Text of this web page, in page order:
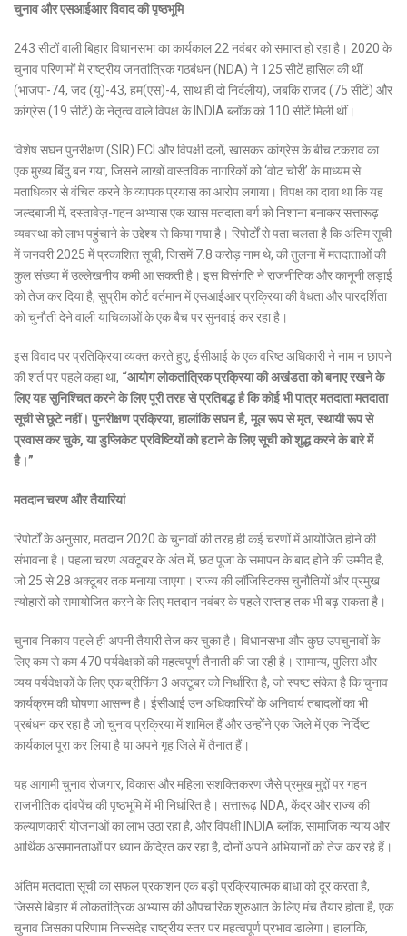
चुनाव और एसआईआर विवाद की पृष्ठभूमि
243 सीटों वाली बिहार विधानसभा का कार्यकाल 22 नवंबर को समाप्त हो रहा है। 2020 के
चुनाव परिणामों में राष्ट्रीय जनतांत्रिक गठबंधन (NDA) ने 125 सीटें हासिल की थीं
(भाजपा-74, जद (यू)-43, हम(एस)-4, साथ ही दो निर्दलीय), जबकि राजद (75 सीटें) और
कांग्रेस (19 सीटें) के नेतृत्व वाले विपक्ष के INDIA ब्लॉक को 110 सीटें मिली थीं।
विशेष सघन पुनरीक्षण (SIR) ECI और विपक्षी दलों, खासकर कांग्रेस के बीच टकराव का
एक मुख्य बिंदु बन गया, जिसने लाखों वास्तविक नागरिकों को ‘वोट चोरी’ के माध्यम से
मताधिकार से वंचित करने के व्यापक प्रयास का आरोप लगाया। विपक्ष का दावा था कि यह
जल्दबाजी में, दस्तावेज़-गहन अभ्यास एक खास मतदाता वर्ग को निशाना बनाकर सत्तारूढ़
व्यवस्था को लाभ पहुंचाने के उद्देश्य से किया गया है। रिपोर्टों से पता चलता है कि अंतिम सूची
में जनवरी 2025 में प्रकाशित सूची, जिसमें 7.8 करोड़ नाम थे, की तुलना में मतदाताओं की
कुल संख्या में उल्लेखनीय कमी आ सकती है। इस विसंगति ने राजनीतिक और कानूनी लड़ाई
को तेज कर दिया है, सुप्रीम कोर्ट वर्तमान में एसआईआर प्रक्रिया की वैधता और पारदर्शिता
को चुनौती देने वाली याचिकाओं के एक बैच पर सुनवाई कर रहा है।
इस विवाद पर प्रतिक्रिया व्यक्त करते हुए, ईसीआई के एक वरिष्ठ अधिकारी ने नाम न छापने
की शर्त पर पहले कहा था, “आयोग लोकतांत्रिक प्रक्रिया की अखंडता को बनाए रखने के
लिए यह सुनिश्चित करने के लिए पूरी तरह से प्रतिबद्ध है कि कोई भी पात्र मतदाता मतदाता
सूची से छूटे नहीं। पुनरीक्षण प्रक्रिया, हालांकि सघन है, मूल रूप से मृत, स्थायी रूप से
प्रवास कर चुके, या डुप्लिकेट प्रविष्टियों को हटाने के लिए सूची को शुद्ध करने के बारे में
है।”
मतदान चरण और तैयारियां
रिपोर्टों के अनुसार, मतदान 2020 के चुनावों की तरह ही कई चरणों में आयोजित होने की
संभावना है। पहला चरण अक्टूबर के अंत में, छठ पूजा के समापन के बाद होने की उम्मीद है,
जो 25 से 28 अक्टूबर तक मनाया जाएगा। राज्य की लॉजिस्टिक्स चुनौतियों और प्रमुख
त्योहारों को समायोजित करने के लिए मतदान नवंबर के पहले सप्ताह तक भी बढ़ सकता है।
चुनाव निकाय पहले ही अपनी तैयारी तेज कर चुका है। विधानसभा और कुछ उपचुनावों के
लिए कम से कम 470 पर्यवेक्षकों की महत्वपूर्ण तैनाती की जा रही है। सामान्य, पुलिस और
व्यय पर्यवेक्षकों के लिए एक ब्रीफिंग 3 अक्टूबर को निर्धारित है, जो स्पष्ट संकेत है कि चुनाव
कार्यक्रम की घोषणा आसन्न है। ईसीआई उन अधिकारियों के अनिवार्य तबादलों का भी
प्रबंधन कर रहा है जो चुनाव प्रक्रिया में शामिल हैं और उन्होंने एक जिले में एक निर्दिष्ट
कार्यकाल पूरा कर लिया है या अपने गृह जिले में तैनात हैं।
यह आगामी चुनाव रोजगार, विकास और महिला सशक्तिकरण जैसे प्रमुख मुद्दों पर गहन
राजनीतिक दांवपेंच की पृष्ठभूमि में भी निर्धारित है। सत्तारूढ़ NDA, केंद्र और राज्य की
कल्याणकारी योजनाओं का लाभ उठा रहा है, और विपक्षी INDIA ब्लॉक, सामाजिक न्याय और
आर्थिक असमानताओं पर ध्यान केंद्रित कर रहा है, दोनों अपने अभियानों को तेज कर रहे हैं।
अंतिम मतदाता सूची का सफल प्रकाशन एक बड़ी प्रक्रियात्मक बाधा को दूर करता है,
जिससे बिहार में लोकतांत्रिक अभ्यास की औपचारिक शुरुआत के लिए मंच तैयार होता है, एक
चुनाव जिसका परिणाम निस्संदेह राष्ट्रीय स्तर पर महत्वपूर्ण प्रभाव डालेगा। हालांकि,